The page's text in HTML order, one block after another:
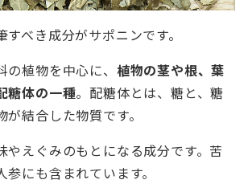
べき成分がサポニンです。
植物を中心に、 植物の茎や根、葉
糖体の一種。配糖体とは、糖と、糖
結合した物質です。
やえぐみのもとになる成分です。苦
にも含まれています。